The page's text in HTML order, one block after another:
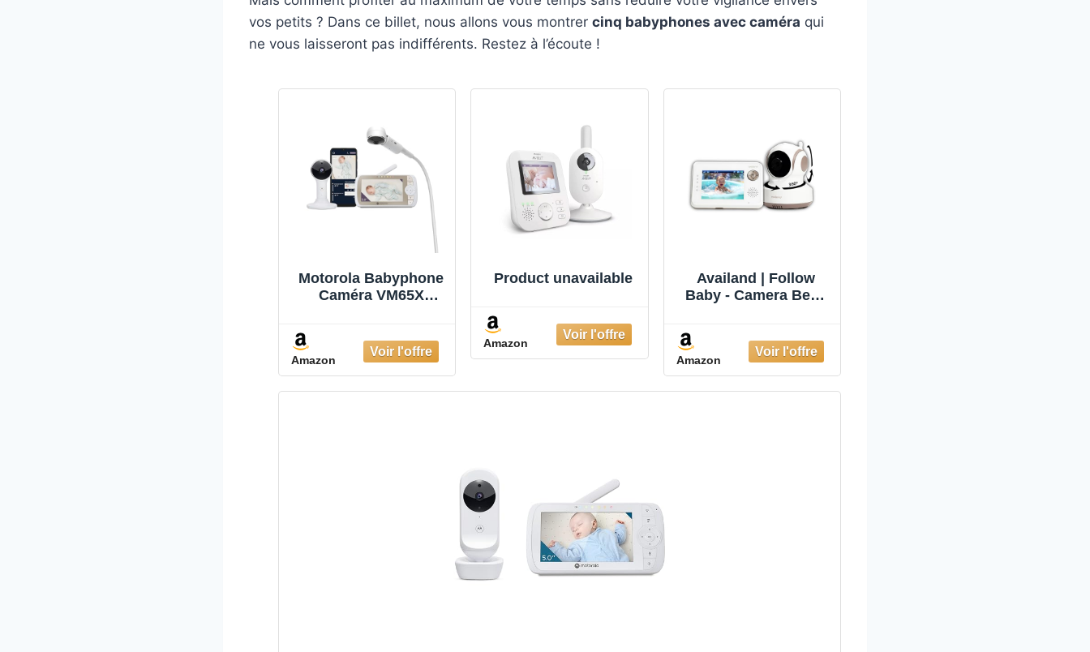
vos petits ? Dans ce billet, nous allons vous montrer cinq babyphones avec caméra qui
ne vous laisseront pas indifférents. Restez à l’écoute !
Motorola Babyphone
Caméra VM65X
de Berceau Flexible -
Baby Phone avec
Vision Nocturne,
Communication
Amazon
Product unavailable
Amazon
Availand | Follow
Baby - Camera Bebe
Suivi Automatique du
bébé, Mode VOX,
Vision Nocturne,
Audio Bidirectionnel,
Portée de Connexion
Amazon